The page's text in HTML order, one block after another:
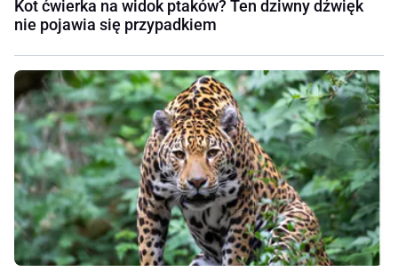
Kot ćwierka na widok ptaków? Ten dziwny dźwięk
nie pojawia się przypadkiem